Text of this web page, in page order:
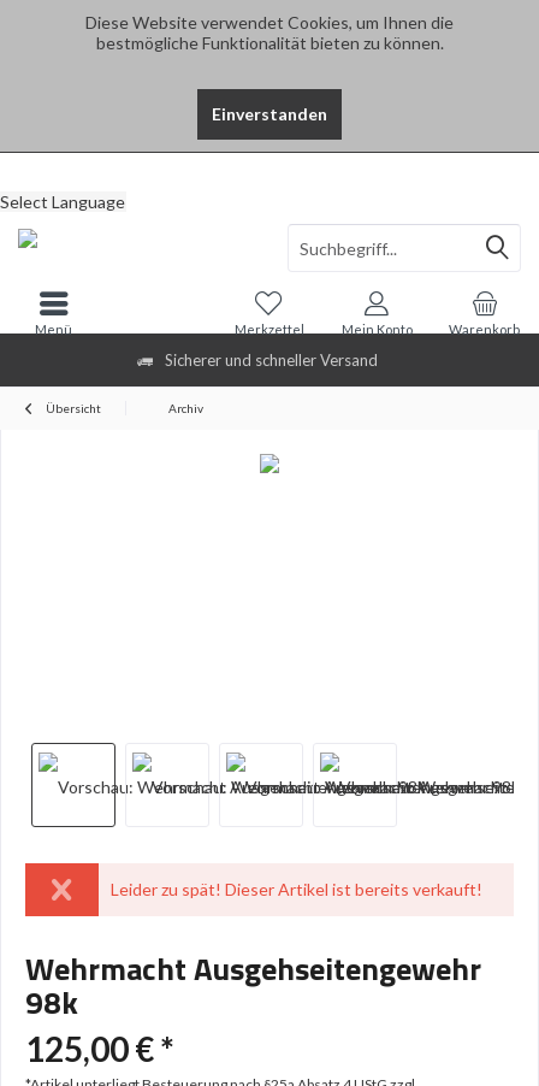
Diese Website verwendet Cookies, um Ihnen die
bestmögliche Funktionalität bieten zu können.
Einverstanden
Sicherer und schneller Versand
Select Language
Warenkorb
Merkzettel Mein Konto
Menü
Übersicht Archiv
Leider zu spät! Dieser Artikel ist bereits verkauft!
Wehrmacht Ausgehseitengewehr
98k
125,00 € *